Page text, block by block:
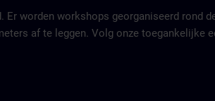
worden workshops georganiseerd rond
af te leggen. Volg onze toegankelijke